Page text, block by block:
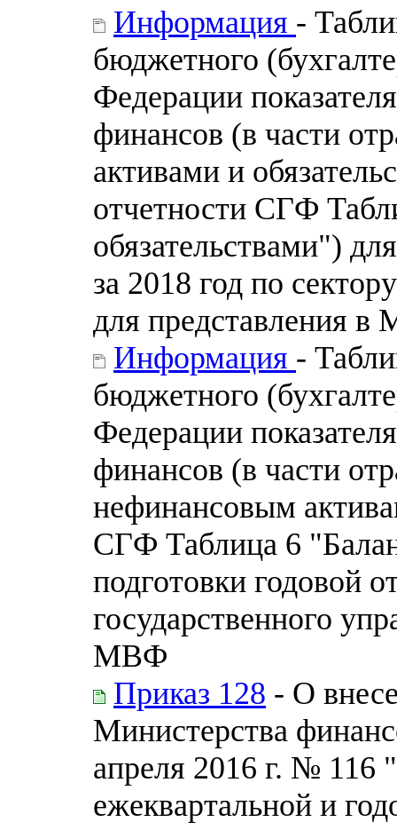
Информация -
бюджетного
Федерации
финансов (в части
активами и
отчетности СГФ
обязательствами")
за 2018 год по
для представления
Информация -
бюджетного
Федерации
финансов (в части
нефинансовым
СГФ Таблица 6
подготовки годовой
государственного
МВФ
Приказ 128 - О
Министерства
апреля 2016 г. №
ежеквартальной и